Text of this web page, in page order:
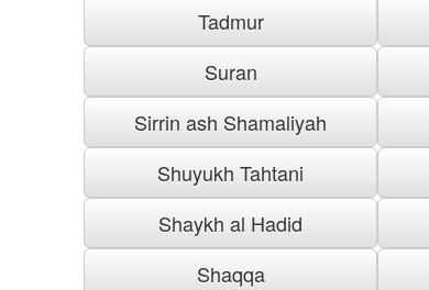
Tadmur
Suran
Sirrin ash Shamaliyah
Shuyukh Tahtani
Shaykh al Hadid
Shaqqa